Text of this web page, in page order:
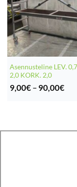
Asennusteline LEV.
2,0 KORK. 2,0
9,00€ – 90,00€